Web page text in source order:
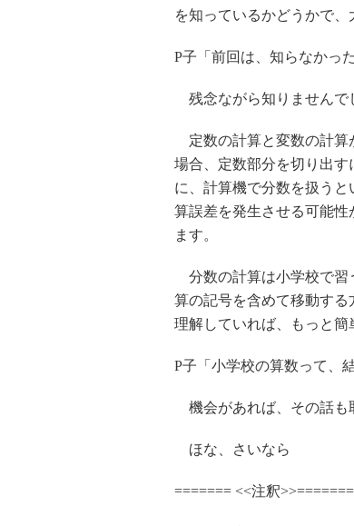
を知っているかどうかで、
P子「前回は、知らなかった
残念ながら知りませんで
定数の計算と変数の計算
場合、定数部分を切り出
に、計算機で分数を扱う
算誤差を発生させる可能
ます。
分数の計算は小学校で習
算の記号を含めて移動す
理解していれば、もっと簡
P子「小学校の算数って、
機会があれば、その話も
ほな、さいなら
======= <<注釈>>=======